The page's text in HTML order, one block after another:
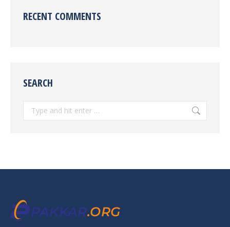
RECENT COMMENTS
SEARCH
Search: